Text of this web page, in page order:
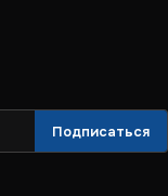
Подписаться